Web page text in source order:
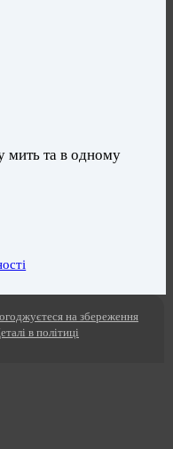
мить та в одному
на збереження
в політиці